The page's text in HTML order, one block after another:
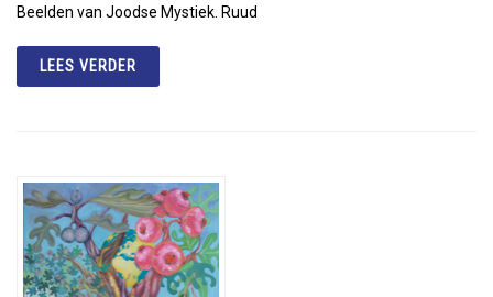
Beelden van Joodse Mystiek. Ruud
LEES VERDER